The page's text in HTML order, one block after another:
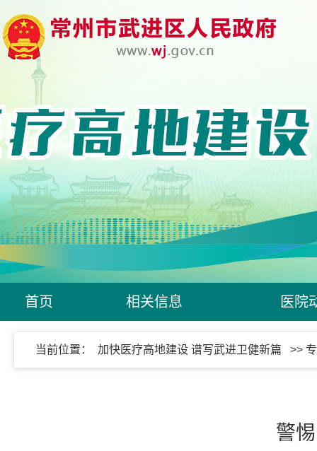
首页 相关信息 医院
当前位置： 加快医疗高地建设 谱写武进卫健新篇 >>
警